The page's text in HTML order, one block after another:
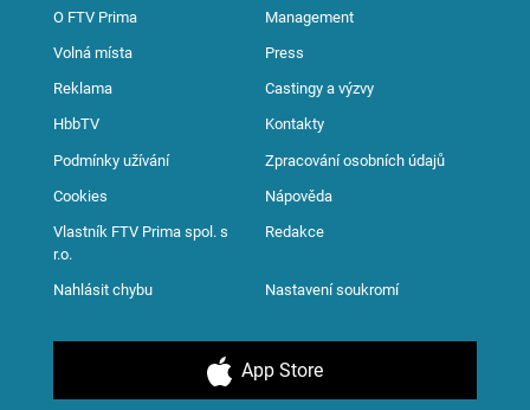
O FTV Prima Management
Volná místa Press
Reklama Castingy a výzvy
HbbTV Kontakty
Podmínky užívání Zpracování osobních údajů
Cookies Nápověda
Vlastník FTV Prima spol. s
r.o.
Redakce
Nahlásit chybu Nastavení soukromí
App Store